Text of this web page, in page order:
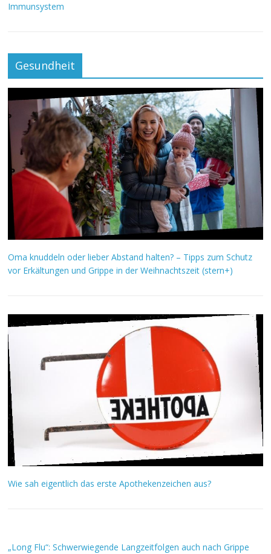
Immunsystem
Gesundheit
Oma knuddeln oder lieber Abstand halten? – Tipps zum Schutz
vor Erkältungen und Grippe in der Weihnachtszeit (stern+)
Wie sah eigentlich das erste Apothekenzeichen aus?
„Long Flu“: Schwerwiegende Langzeitfolgen auch nach Grippe